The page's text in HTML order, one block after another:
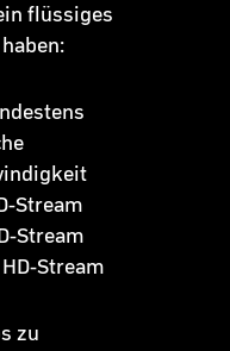
flüssiges
Stream
Stream
Stream
zu